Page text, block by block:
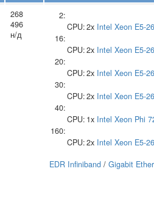
268
496
н/д
2:
CPU:2x Intel Xeon E5-
16:
CPU:2x Intel Xeon E5-
20:
CPU:2x Intel Xeon E5-
30:
CPU:2x Intel Xeon E5-
40:
CPU: 1x Intel Xeon Phi
160:
CPU:2x Intel Xeon E5-
EDR Infiniband / Gigabit